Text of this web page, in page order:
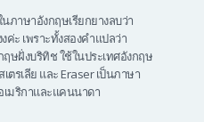
ภาษาอังกฤษเรียกยางลบว่า
ค่ะ เพราะทั้งสองคำแปลว่า
ษฝั่งบริทิช ใช้ในประเทศอังกฤษ
รเลีย และ Eraser เป็นภาษา
เมริกาและแคนนาดา